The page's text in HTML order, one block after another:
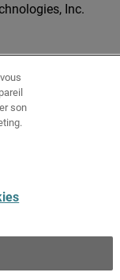
Inc.
son